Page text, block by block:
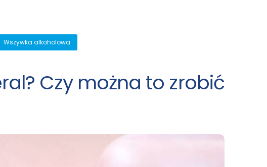
Wszywka alkoholowa
Czy można to zrobić